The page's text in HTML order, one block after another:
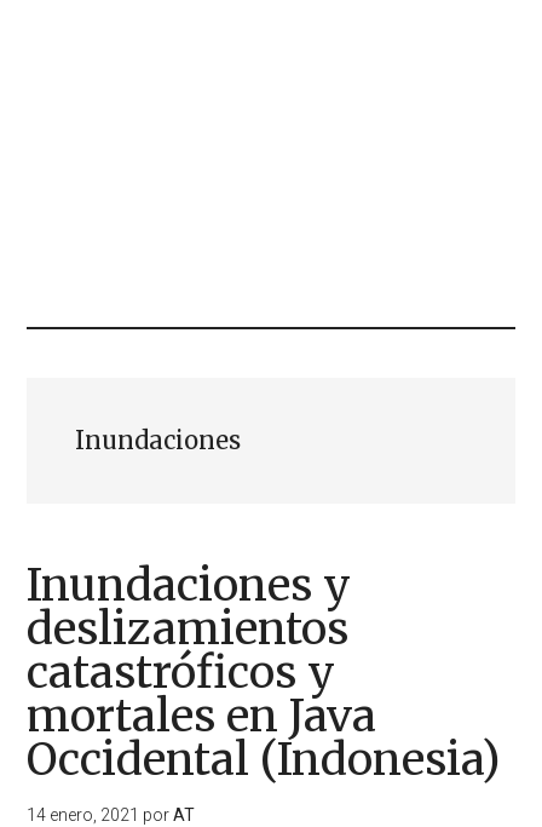
Inundaciones
Inundaciones y
deslizamientos
catastróficos y
mortales en Java
Occidental (Indonesia)
14 enero, 2021 porAT